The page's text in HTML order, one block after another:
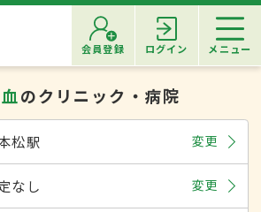
会員登録 ログイン メニュー
のクリニック・病院
松駅 変更
なし 変更